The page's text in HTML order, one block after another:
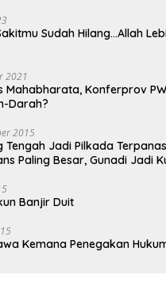
Sudah Hilang…Allah
2021
Mahabharata, Konferprov
Darah?
2015
Tengah Jadi Pilkada
Paling Besar, Gunadi Jadi
Banjir Duit
Kemana Penegakan